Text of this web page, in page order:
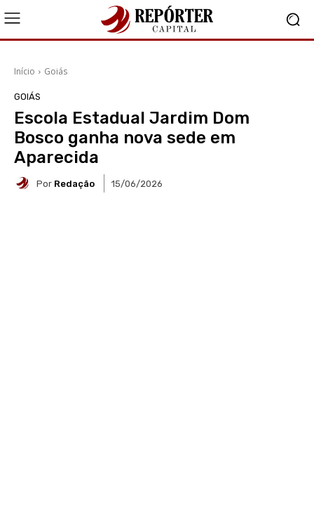
Início Goiás
GOIÁS
Escola Estadual Jardim Dom
Bosco ganha nova sede em
Aparecida
Por Redação 15/06/2026